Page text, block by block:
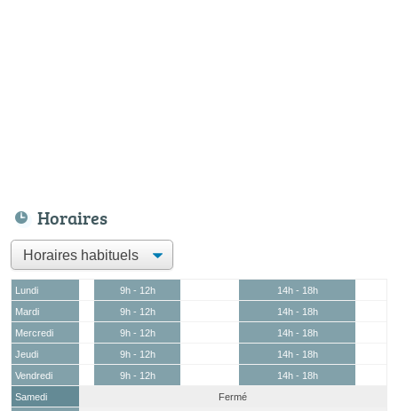
Horaires
Lundi 9h - 12h
14h - 18h
Mardi
9h - 12h
14h - 18h
Mercredi
9h - 12h
14h - 18h
Jeudi
9h - 12h
14h - 18h
Vendredi
9h - 12h
14h - 18h
Samedi
Fermé